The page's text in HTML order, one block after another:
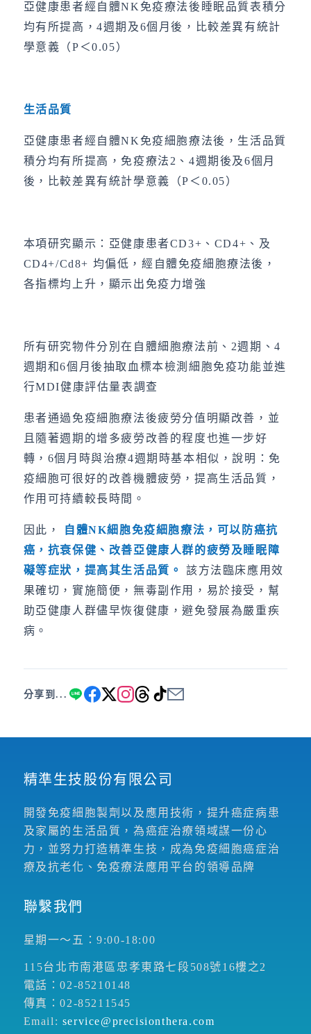
亞健康患者經自體NK免疫療法後睡眠品質表積分
均有所提高，4週期及6個月後，比較差異有統計
學意義（P＜0.05）
生活品質
亞健康患者經自體NK免疫細胞療法後，生活品質
積分均有所提高，免疫療法2、4週期後及6個月
後，比較差異有統計學意義（P＜0.05）
本項研究顯示：亞健康患者CD3+、CD4+、及
CD4+/Cd8+ 均偏低，經自體免疫細胞療法後，
各指標均上升，顯示出免疫力增強
所有研究物件分別在自體細胞療法前、2週期、4
週期和6個月後抽取血標本檢測細胞免疫功能並進
行MDI健康評估量表調查
患者通過免疫細胞療法後疲勞分值明顯改善，並
且隨著週期的增多疲勞改善的程度也進一步好
轉，6個月時與治療4週期時基本相似，說明：免
疫細胞可很好的改善機體疲勞，提高生活品質，
作用可持續較長時間。
因此， 自體NK細胞免疫細胞療法，可以防癌抗
癌，抗衰保健、改善亞健康人群的疲勞及睡眠障
礙等症狀，提高其生活品質 。
該方法臨床應用效
果確切，實施簡便，無毒副作用，易於接受，幫
助亞健康人群儘早恢復健康，避免發展為嚴重疾
病。
分享到...
精準生技股份有限公司
開發免疫細胞製劑以及應用技術，提升癌症病患
及家屬的生活品質，為癌症治療領域謀一份心
力，並努力打造精準生技，成為免疫細胞癌症治
療及抗老化、免疫療法應用平台的領導品牌
聯繫我們
星期一～五：9:00-18:00
115台北市南港區忠孝東路七段508號16樓之2
電話：02-85210148
傳真：02-85211545
Email: service@precisionthera.com